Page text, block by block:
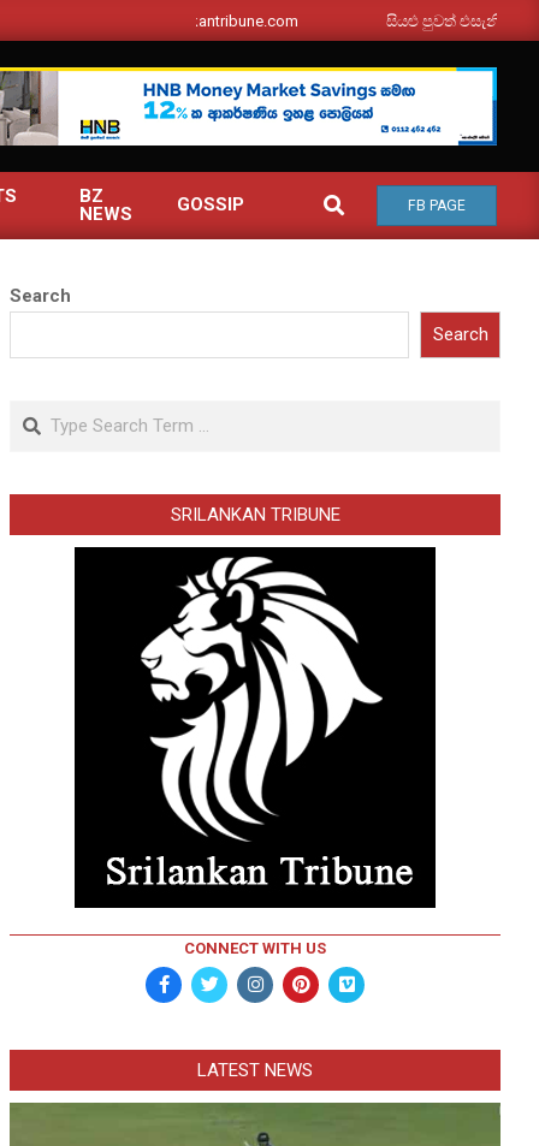
srilankantribune.com සියළු පුවත් එසැනින් ඔබ වෙත
BZ
NEWS
GOSSIP SEARCH
FB PAGE
Search
Search
Search
SRILANKAN TRIBUNE
CONNECT WITH US
LATEST NEWS